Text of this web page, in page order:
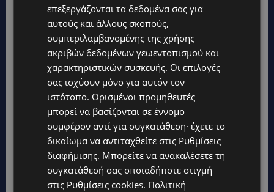
Topics
UPDATES
ΚΙΤΡΙΝΗ ΠΡΟΕΙΔΟΠΟΙΗΣΗ: Έτοιμοι για παραλία – Στους 40°C
και σήμερα η Κύπρος-Πότε θα τεθεί σε ισχύ
UPDATES
ΦΕΙΔΙΑΣ ΠΑΝΑΓΙΩΤΟΥ: Η εμφάνισή του στην εκδήλωση για
Ισαάκ και Σολωμού προκάλεσε αντιδράσεις – «Ασέβεια προς
τους νεκρούς»-(Φώτο)
UPDATES
ΔΗΜΟΣ ΛΑΤΣΙΩΝ – ΓΕΡΙΟΥ: Πάνω από 8.000 υπογραφές κατά
των Δομών Ανηλίκων – Ζητούν γραπτή δέσμευση από το
επεξεργάζονται τα δεδομένα σας για
αυτούς και άλλους σκοπούς,
συμπεριλαμβανομένης της χρήσης
ακριβών δεδομένων γεωεντοπισμού και
χαρακτηριστικών συσκευής. Οι επιλογές
σας ισχύουν μόνο για αυτόν τον
ιστότοπο. Ορισμένοι προμηθευτές
μπορεί να βασίζονται σε έννομο
συμφέρον αντί για συγκατάθεση· έχετε το
δικαίωμα να αντιταχθείτε στις Ρυθμίσεις
διαφήμισης. Μπορείτε να ανακαλέσετε τη
συγκατάθεσή σας οποιαδήποτε στιγμή
στις Ρυθμίσεις cookies. Πολιτική